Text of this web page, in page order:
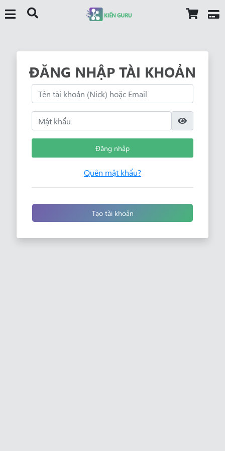
ĐĂNG NHẬP TÀI KHOẢN
Đăng nhập
Quên mật khẩu?
Tạo tài khoản